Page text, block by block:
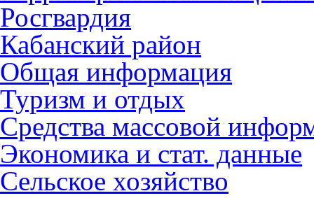
Росгвардия
Кабанский район
Общая информация
Туризм и отдых
Средства массовой
Экономика и стат. данные
Сельское хозяйство